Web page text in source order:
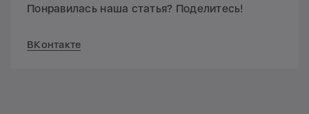
Понравилась наша статья? Поделитесь!
ВКонтакте